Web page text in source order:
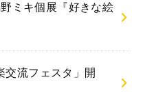
ミキ個展『好きな絵
交流フェスタ」開